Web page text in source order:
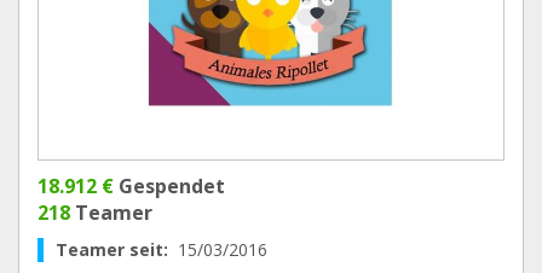
18.912 € Gespendet
218 Teamer
Teamer seit: 15/03/2016